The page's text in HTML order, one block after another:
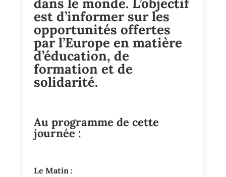
dans le monde. L’objectif
est d’informer sur les
opportunités offertes
par l’Europe en matière
d’éducation, de
formation et de
solidarité.
Au programme de cette
journée :
Le Matin :